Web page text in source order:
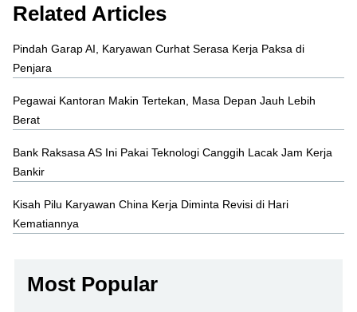
Related Articles
Pindah Garap AI, Karyawan Curhat Serasa Kerja Paksa di
Penjara
Pegawai Kantoran Makin Tertekan, Masa Depan Jauh Lebih
Berat
Bank Raksasa AS Ini Pakai Teknologi Canggih Lacak Jam Kerja
Bankir
Kisah Pilu Karyawan China Kerja Diminta Revisi di Hari
Kematiannya
Most Popular